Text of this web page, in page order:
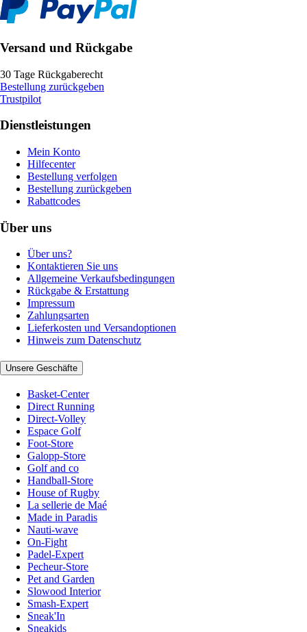
Versand und Rückgabe
30 Tage Rückgaberecht
Bestellung zurückgeben
Trustpilot
Dienstleistungen
Mein Konto
Hilfecenter
Bestellung verfolgen
Bestellung zurückgeben
Rabattcodes
Über uns
Über uns?
Kontaktieren Sie uns
Allgemeine Verkaufsbedingungen
Rückgabe & Erstattung
Impressum
Zahlungsarten
Lieferkosten und Versandoptionen
Hinweis zum Datenschutz
Unsere Geschäfte
Basket-Center
Direct Running
Direct-Volley
Espace Golf
Foot-Store
Galopp-Store
Golf and co
Handball-Store
House of Rugby
La sellerie de Maé
Made in Paradis
Nauti-wave
On-Fight
Padel-Expert
Pecheur-Store
Pet and Garden
Slowood Interior
Smash-Expert
Sneak'In
Sneakids